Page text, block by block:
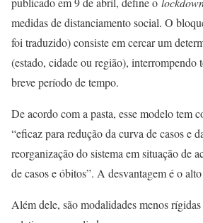
medidas de distanciamento social. O
foi traduzido) consiste em cercar um
(estado, cidade ou região), interrompendo
breve período de tempo.
De acordo com a pasta, esse modelo tem
“eficaz para redução da curva de casos e
reorganização do sistema em situação de
de casos e óbitos”. A desvantagem é o
Além dele, são modalidades menos